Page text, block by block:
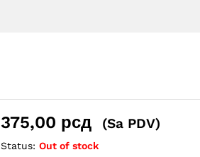
375,00 рсд (Sa PDV)
Status: Out of stock